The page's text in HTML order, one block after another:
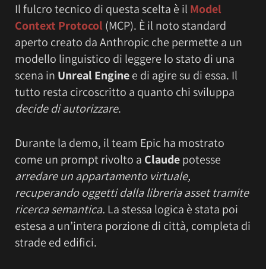
Il fulcro tecnico di questa scelta è il Model
Context Protocol(MCP). È il noto standard
aperto creato da Anthropic che permette a un
modello linguistico di leggere lo stato di una
scena in Unreal Enginee di agire su di essa. Il
tutto resta circoscritto a quanto chi sviluppa
decide di autorizzare.
Durante la demo, il team Epic ha mostrato
come un prompt rivolto a Claudepotesse
arredare un appartamento virtuale,
recuperando oggetti dalla libreria asset tramite
ricerca semantica. La stessa logica è stata poi
estesa a un’intera porzione di città, completa di
strade ed edifici.